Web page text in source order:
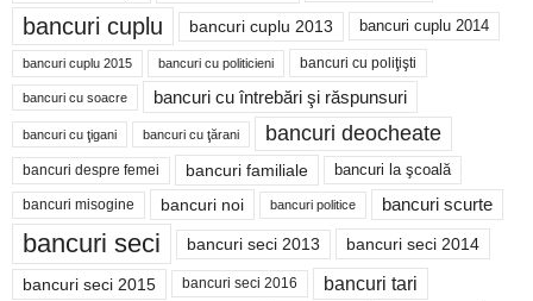
bancuri cuplu bancuri cuplu 2013 bancuri cuplu 2014
bancuri cuplu 2015 bancuri cu politicieni bancuri cu poliţişti
bancuri cu soacre bancuri cu întrebări şi răspunsuri
bancuri cu ţigani bancuri cu ţărani bancuri deocheate
bancuri despre femei bancuri familiale bancuri la şcoală
bancuri misogine bancuri noi bancuri politice bancuri scurte
bancuri seci bancuri seci 2013 bancuri seci 2014
bancuri seci 2015 bancuri seci 2016 bancuri tari